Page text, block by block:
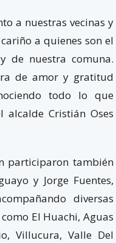
a nuestras vecinas y
a quienes son el
de nuestra comuna.
de amor y gratitud
todo lo que
alcalde Cristián Oses
participaron también
y Jorge Fuentes,
diversas
El Huachi, Aguas
Villucura, Valle Del